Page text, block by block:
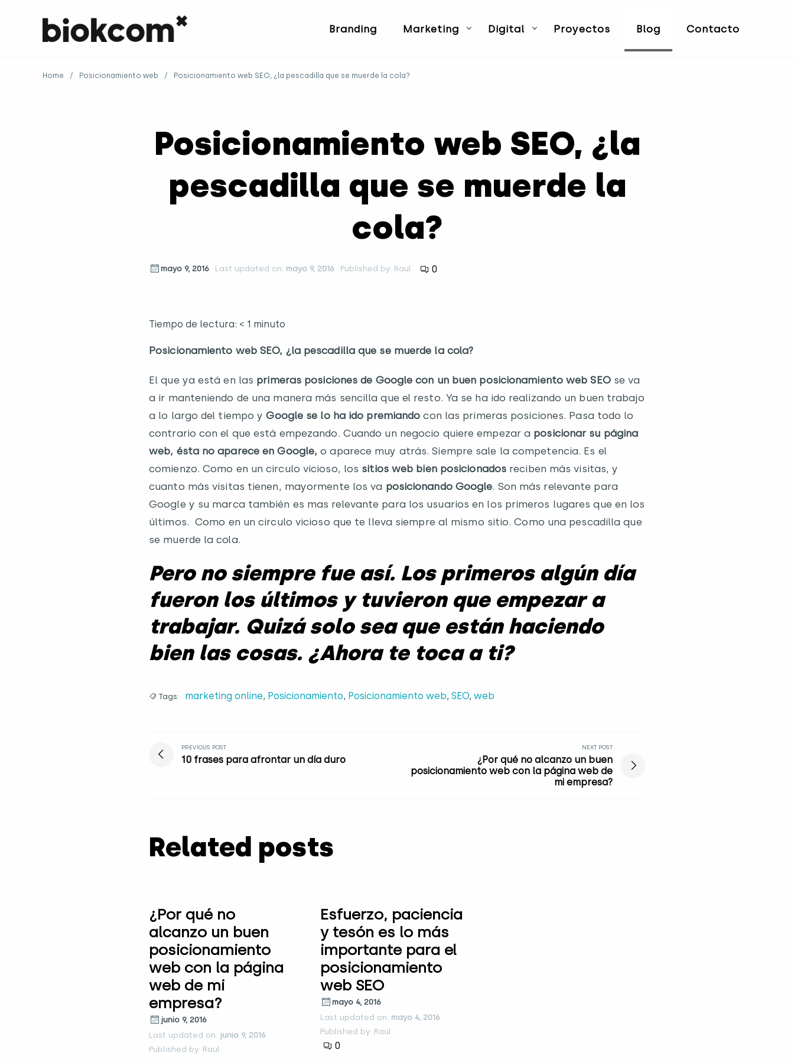
Branding Marketing Digital Proyectos Blog Contacto
Home / Posicionamiento web / Posicionamiento web SEO, ¿la pescadilla que se muerde la cola?
Posicionamiento web SEO, ¿la
pescadilla que se muerde la
cola?
mayo 9, 2016 Last updated on: mayo 9, 2016 Published by: Raul 0
Tiempo de lectura: < 1 minuto
Posicionamiento web SEO, ¿la pescadilla que se muerde la cola?
El que ya está en las primeras posiciones de Google con un buen posicionamiento web SEOse va
a ir manteniendo de una manera más sencilla que el resto. Ya se ha ido realizando un buen trabajo
a lo largo del tiempo yGoogle se lo ha ido premiando con las primeras posiciones. Pasa todo lo
contrario con el que está empezando. Cuando un negocio quiere empezar a posicionar su página
web, ésta no aparece en Google, o aparece muy atrás. Siempre sale la competencia. Es el
comienzo. Como en un circulo vicioso, los sitios web bien posicionados reciben más visitas, y
cuanto más visitas tienen, mayormente los va posicionando Google. Son más relevante para
Google y su marca también es mas relevante para los usuarios en los primeros lugares que en los
últimos. Como en un circulo vicioso que te lleva siempre al mismo sitio. Como una pescadilla que
se muerde la cola.
Pero no siempre fue así. Los primeros algún día
fueron los últimos y tuvieron que empezar a
trabajar. Quizá solo sea que están haciendo
bien las cosas. ¿Ahora te toca a ti?
Tags: marketing online, Posicionamiento, Posicionamiento web, SEO, web
PREVIOUS POST
10 frases para afrontar un día duro
NEXT POST
¿Por qué no alcanzo un buen
posicionamiento web con la página web de
mi empresa?
Related posts
¿Por qué no
alcanzo un buen
posicionamiento
web con la página
web de mi
empresa?
junio 9, 2016
Last updated on: junio 9, 2016
Published by: Raul
Esfuerzo, paciencia
y tesón es lo más
importante para el
posicionamiento
web SEO
mayo 4, 2016
Last updated on: mayo 4, 2016
Published by: Raul
0